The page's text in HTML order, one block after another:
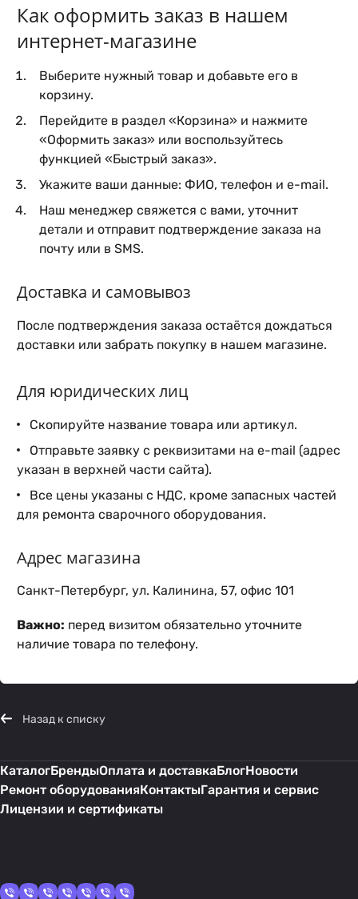
Как оформить заказ в нашем
интернет-магазине
Выберите нужный товар и добавьте его в
корзину.
Перейдите в раздел «Корзина» и нажмите
«Оформить заказ» или воспользуйтесь
функцией «Быстрый заказ».
Укажите ваши данные: ФИО, телефон и e-mail.
Наш менеджер свяжется с вами, уточнит
детали и отправит подтверждение заказа на
почту или в SMS.
Доставка и самовывоз
После подтверждения заказа остаётся дождаться
доставки или забрать покупку в нашем магазине.
Для юридических лиц
Скопируйте название товара или артикул.
Отправьте заявку с реквизитами на e-mail (адрес
указан в верхней части сайта).
Все цены указаны с НДС, кроме запасных частей
для ремонта сварочного оборудования.
Адрес магазина
Санкт-Петербург, ул. Калинина, 57, офис 101
Важно: перед визитом обязательно уточните
наличие товара по телефону.
Назад к списку
КаталогБрендыОплата и доставкаБлогНовости
Ремонт оборудованияКонтактыГарантия и сервис
Лицензии и сертификаты